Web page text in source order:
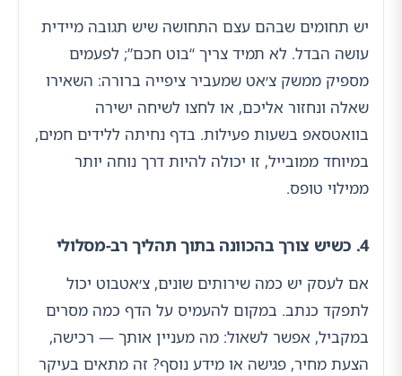
יש תחומים שבהם עצם התחושה שיש תגובה מיידית
עושה הבדל. לא תמיד צריך “בוט חכם”; לפעמים
מספיק ממשק צ׳אט שמעביר ציפייה ברורה: השאירו
שאלה ונחזור אליכם, או לחצו לשיחה ישירה
בוואטסאפ בשעות פעילות. בדף נחיתה ללידים חמים,
במיוחד ממובייל, זו יכולה להיות דרך נוחה יותר
ממילוי טופס.
4. כשיש צורך בהכוונה בתוך תהליך רב-מסלולי
אם לעסק יש כמה שירותים שונים, צ׳אטבוט יכול
לתפקד כנתב. במקום להעמיס על הדף כמה מסרים
במקביל, אפשר לשאול: מה מעניין אותך — רכישה,
הצעת מחיר, פגישה או מידע נוסף? זה מתאים בעיקר